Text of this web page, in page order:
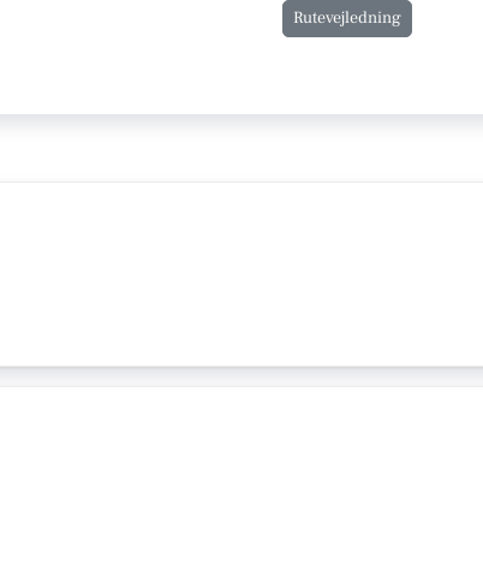
Rutevejledning